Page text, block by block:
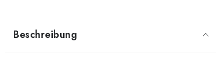
Beschreibung